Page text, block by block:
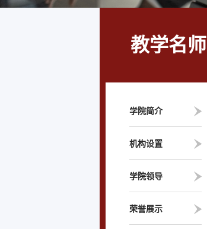
教学名师
学院简介
机构设置
学院领导
荣誉展示